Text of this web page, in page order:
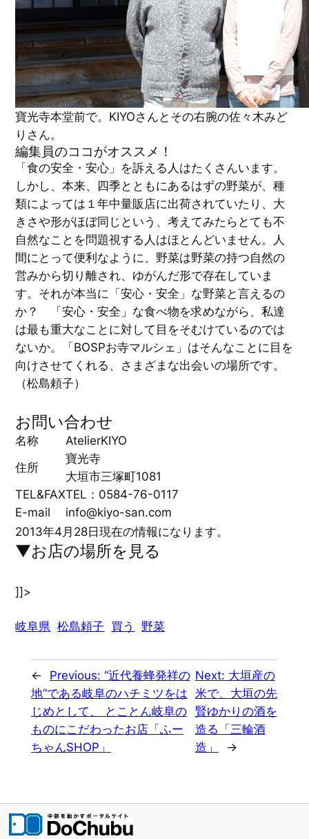
寶光寺本堂前で。KIYOさんとその右腕の佐々木みど
りさん。
編集員のココがオススメ！
「食の安全・安心」を訴える人はたくさんいます。
しかし、本来、四季とともにあるはずの野菜が、種
類によっては１年中量販店に出荷されていたり、大
きさや形がほぼ同じという、考えてみたらとても不
自然なことを問題視する人はほとんどいません。人
間にとって便利なように、野菜は野菜の持つ自然の
営みから切り離され、ゆがんだ形で存在していま
す。それが本当に「安心・安全」な野菜と言えるの
か？ 「安心・安全」な食べ物を求めながら、私達
は最も重大なことに対して目をそむけているのでは
ないか。「BOSPお寺マルシェ」はそんなことに目を
向けさせてくれる、さまざまな出会いの場所です。
（松島頼子）
お問い合わせ
名称
AtelierKIYO
住所
寶光寺
大垣市三塚町1081
TEL&FAXTEL：0584-76-0117
E-mail
info@kiyo-san.com
2013年4月28日現在の情報になります。
▼お店の場所を見る
]]>
岐阜県 松島頼子 買う 野菜
← Previous: “近代養蜂発祥の
地”である岐阜のハチミツをは
じめとして、 とことん岐阜の
ものにこだわったお店「ふー
ちゃんSHOP」
Next: 大垣産の
米で、大垣の先
賢ゆかりの酒を
造る「三輪酒
造」
→